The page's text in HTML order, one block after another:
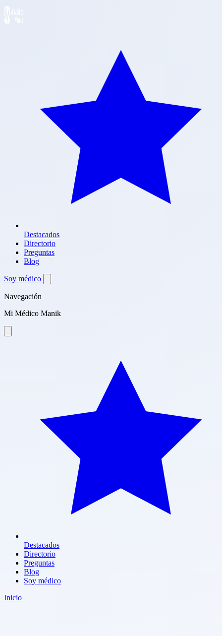
Destacados
Directorio
Preguntas
Blog
Soy médico
Navegación
Mi Médico Manik
Destacados
Directorio
Preguntas
Blog
Soy médico
Inicio